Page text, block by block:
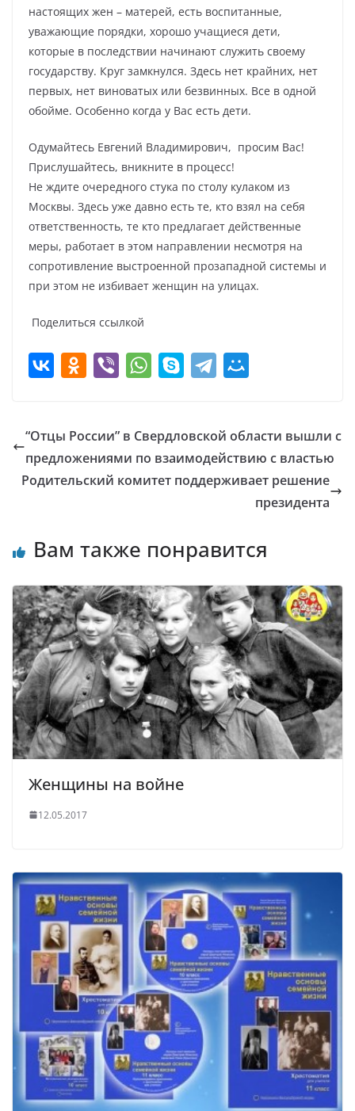
настоящих жен – матерей, есть воспитанные,
уважающие порядки, хорошо учащиеся дети,
которые в последствии начинают служить своему
государству. Круг замкнулся. Здесь нет крайних, нет
первых, нет виноватых или безвинных. Все в одной
обойме. Особенно когда у Вас есть дети.
Одумайтесь Евгений Владимирович, просим Вас!
Прислушайтесь, вникните в процесс!
Не ждите очередного стука по столу кулаком из
Москвы. Здесь уже давно есть те, кто взял на себя
ответственность, те кто предлагает действенные
меры, работает в этом направлении несмотря на
сопротивление выстроенной прозападной системы и
при этом не избивает женщин на улицах.
Поделиться ссылкой
“Отцы России” в Свердловской области вышли с
предложениями по взаимодействию с властью
Родительский комитет поддерживает решение
президента
Вам также понравится
Женщины на войне
12.05.2017